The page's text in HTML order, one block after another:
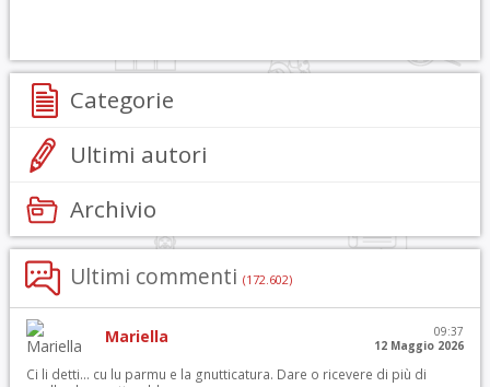
Categorie
Ultimi autori
Archivio
Ultimi commenti (172.602)
Mariella
09:37
12 Maggio 2026
Ci li detti… cu lu parmu e la gnutticatura. Dare o ricevere di più di